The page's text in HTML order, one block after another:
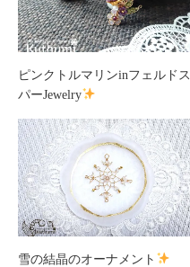
ピンクトルマリンinフェルドス
パーJewelry
雪の結晶のオーナメント